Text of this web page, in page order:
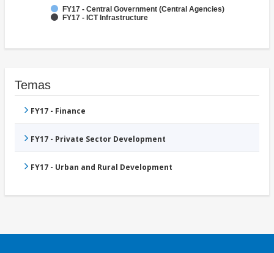
FY17 - Central Government (Central Agencies)
FY17 - ICT Infrastructure
Temas
FY17 - Finance
FY17 - Private Sector Development
FY17 - Urban and Rural Development